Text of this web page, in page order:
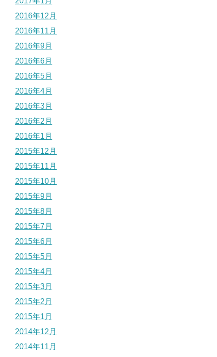
2016年12月
2016年11月
2016年9月
2016年6月
2016年5月
2016年4月
2016年3月
2016年2月
2016年1月
2015年12月
2015年11月
2015年10月
2015年9月
2015年8月
2015年7月
2015年6月
2015年5月
2015年4月
2015年3月
2015年2月
2015年1月
2014年12月
2014年11月